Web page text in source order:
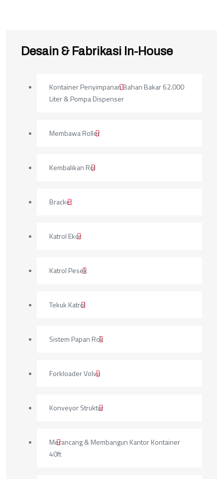
Desain & Fabrikasi In-House
Kontainer Penyimpanan Bahan Bakar 62.000
Liter & Pompa Dispenser
Membawa Roller
Kembalikan Rol
Bracket
Katrol Ekor
Katrol Pesek
Tekuk Katrol
Sistem Papan Rok
Forkloader Volvo
Konveyor Struktur
Merancang & Membangun Kantor Kontainer
40ft